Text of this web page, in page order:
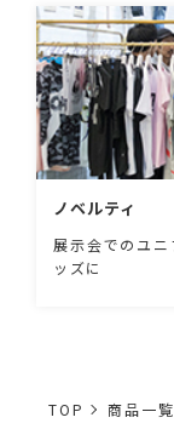
ノベルティ
展示会でのユ
ッズに
TOP 商品一覧